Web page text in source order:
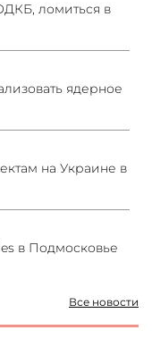
Все новости
ломиться в
ядерное
на Украине в
в Подмосковье
применение